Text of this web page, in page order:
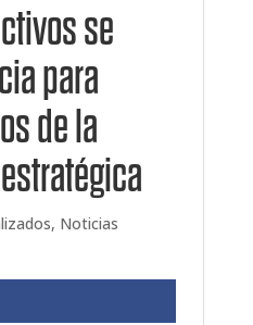
se
para
de la
, Noticias